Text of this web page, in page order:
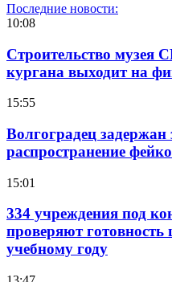
Последние новости:
10:08
Строительство музея
кургана выходит на
15:55
Волгоградец задержан
распространение
15:01
334 учреждения под
проверяют готовность
учебному году